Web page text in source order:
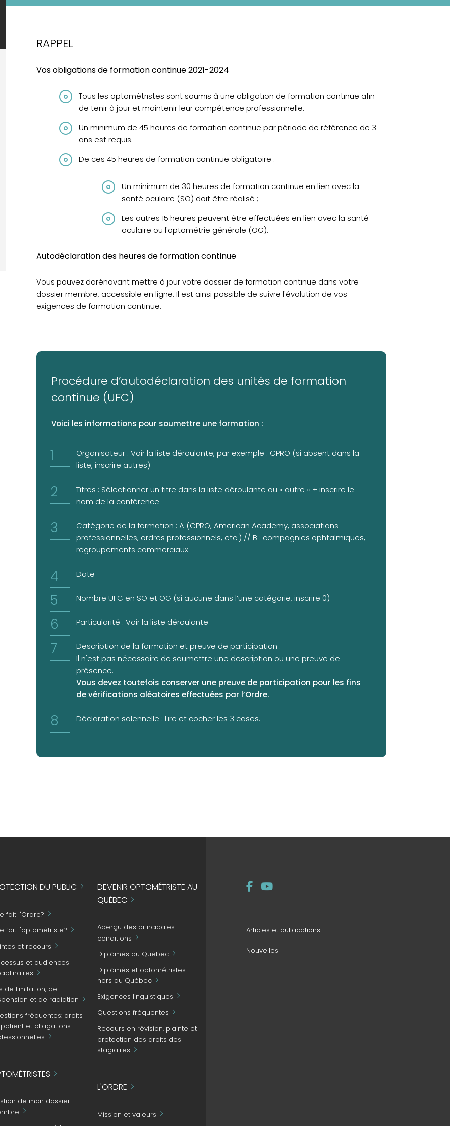
RAPPEL
Vos obligations de formation continue 2021-2024
Tous les optométristes sont soumis à une obligation de formation continue afin
de tenir à jour et maintenir leur compétence professionnelle.
Un minimum de 45 heures de formation continue par période de référence de 3
ans est requis.
De ces 45 heures de formation continue obligatoire :
Un minimum de 30 heures de formation continue en lien avec la
santé oculaire (SO) doit être réalisé ;
Les autres 15 heures peuvent être effectuées en lien avec la santé
oculaire ou l'optométrie générale (OG).
Autodéclaration des heures de formation continue
Vous pouvez dorénavant mettre à jour votre dossier de formation continue dans votre
dossier membre, accessible en ligne. Il est ainsi possible de suivre l'évolution de vos
exigences de formation continue.
Procédure d’autodéclaration des unités de formation
continue (UFC)
Voici les informations pour soumettre une formation :
Organisateur : Voir la liste déroulante, par exemple : CPRO (si absent dans la
liste, inscrire autres)
Titres : Sélectionner un titre dans la liste déroulante ou « autre » + inscrire le
nom de la conférence
Catégorie de la formation : A (CPRO, American Academy, associations
professionnelles, ordres professionnels, etc.) // B : compagnies ophtalmiques,
regroupements commerciaux
Date
Nombre UFC en SO et OG (si aucune dans l’une catégorie, inscrire 0)
Particularité : Voir la liste déroulante
Description de la formation et preuve de participation :
Il n'est pas nécessaire de soumettre une description ou une preuve de
présence.
Vous devez toutefois conserver une preuve de participation pour les fins
de vérifications aléatoires effectuées par l’Ordre.
Déclaration solennelle : Lire et cocher les 3 cases.
DU PUBLIC
fait l'Ordre?
fait l'optométriste?
et recours
et audiences
de limitation, de
et de radiation
fréquentes: droits
et obligations
de mon dossier
DEVENIR OPTOMÉTRISTE AU
QUÉBEC
Aperçu des principales
conditions
Diplômés du Québec
Diplômés et optométristes
hors du Québec
Exigences linguistiques
Questions fréquentes
Recours en révision, plainte et
protection des droits des
stagiaires
L'ORDRE
Mission et valeurs
Menu
secondaire
(opens in a new tab)
(opens in a new tab)
Articles et publications
Nouvelles